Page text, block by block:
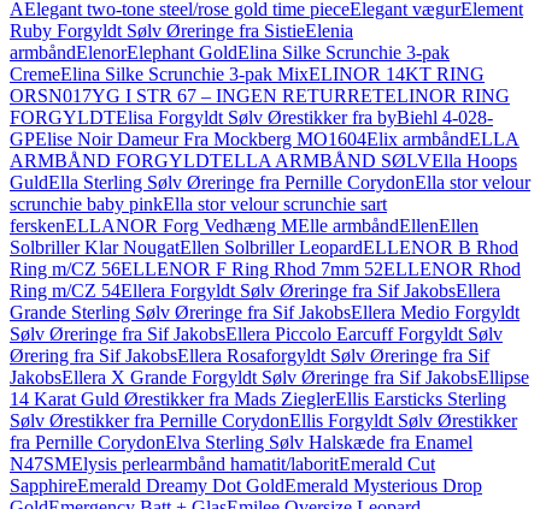
AElegant two-tone steel/rose gold time pieceElegant vægurElement
Ruby Forgyldt Sølv Øreringe fra SistieElenia
armbåndElenorElephant GoldElina Silke Scrunchie 3-pak
CremeElina Silke Scrunchie 3-pak MixELINOR 14KT RING
ORSN017YG I STR 67 – INGEN RETURRETELINOR RING
FORGYLDTElisa Forgyldt Sølv Ørestikker fra byBiehl 4-028-
GPElise Noir Dameur Fra Mockberg MO1604Elix armbåndELLA
ARMBÅND FORGYLDTELLA ARMBÅND SØLVElla Hoops
GuldElla Sterling Sølv Øreringe fra Pernille CorydonElla stor velour
scrunchie baby pinkElla stor velour scrunchie sart
ferskenELLANOR Forg Vedhæng MElle armbåndEllenEllen
Solbriller Klar NougatEllen Solbriller LeopardELLENOR B Rhod
Ring m/CZ 56ELLENOR F Ring Rhod 7mm 52ELLENOR Rhod
Ring m/CZ 54Ellera Forgyldt Sølv Øreringe fra Sif JakobsEllera
Grande Sterling Sølv Øreringe fra Sif JakobsEllera Medio Forgyldt
Sølv Øreringe fra Sif JakobsEllera Piccolo Earcuff Forgyldt Sølv
Ørering fra Sif JakobsEllera Rosaforgyldt Sølv Øreringe fra Sif
JakobsEllera X Grande Forgyldt Sølv Øreringe fra Sif JakobsEllipse
14 Karat Guld Ørestikker fra Mads ZieglerEllis Earsticks Sterling
Sølv Ørestikker fra Pernille CorydonEllis Forgyldt Sølv Ørestikker
fra Pernille CorydonElva Sterling Sølv Halskæde fra Enamel
N47SMElysis perlearmbånd hamatit/laboritEmerald Cut
SapphireEmerald Dreamy Dot GoldEmerald Mysterious Drop